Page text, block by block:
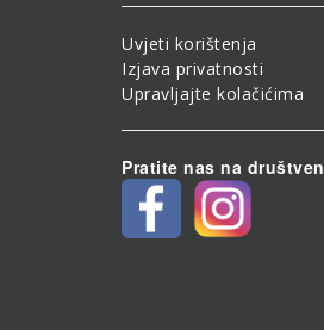
Uvjeti korištenja
Izjava privatnosti
Upravljajte kolačićima
Pratite nas na